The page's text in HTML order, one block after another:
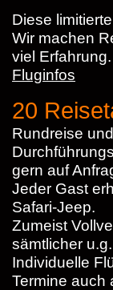
Diese
Wir machen
viel Erfahrung.
Fluginfos
20
Rundreise
gern auf
Jeder Gast
Safari-Jeep.
Zumeist
sämtlicher
Individuelle
Termine auch